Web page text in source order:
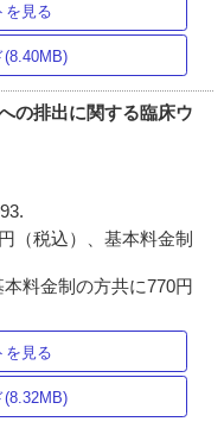
を見る
(8.40MB)
の排出に関する臨床ウ
（税込）、基本料金制
料金制の方共に770円
を見る
(8.32MB)